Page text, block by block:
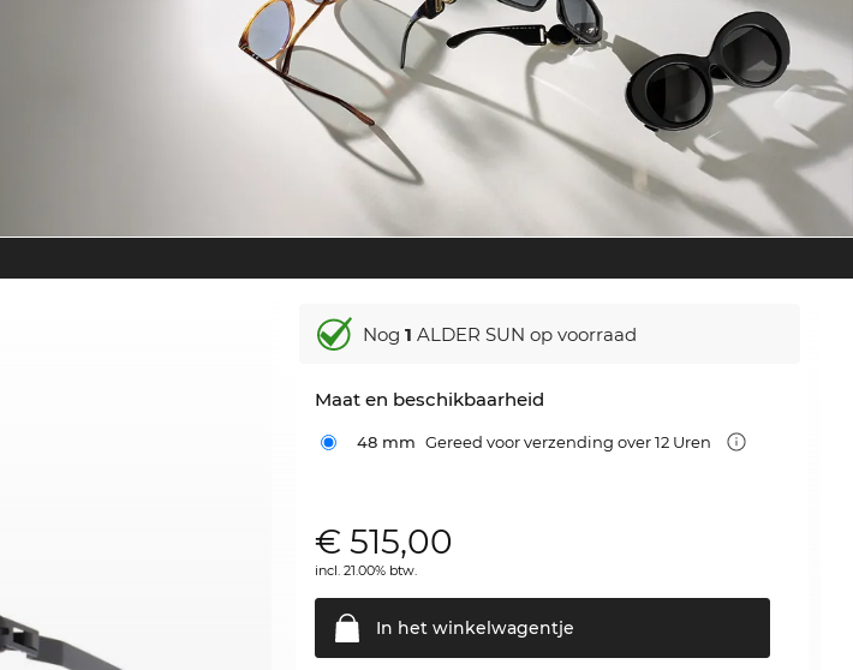
Nog1 ALDER SUN op voorraad
Maat en beschikbaarheid
48 mmGereed voor verzending over 12 Uren
€515,00
incl. 21.00% btw.
In het winkelwagentje